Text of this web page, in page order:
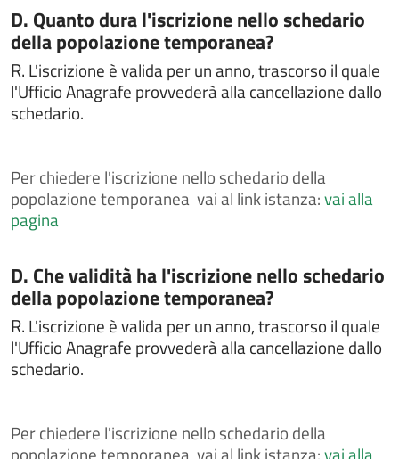
Chiedere la legalizzazione di fotografia
Chiedere la pubblicazione di matrimonio
Chiedere la rettifica di dati anagrafici in atti di stato
civile
Chiedere la sepoltura nei cimiteri comunali
Chiedere un rimborso per erroneo versamento
Comunicare i dati del conducente o del locatario a
seguito di un accertamento di violazione
cessione di immobile in favore di cittadino
staniero/apolide
Contestazioni e ricorsi a verbali o atti di
accertamento
Contributo per il superamento e l'eliminazione di
barriere architettoniche in edifici privati
Costituire un'unione civile
Categoria:
D. Quanto dura l'iscrizione nello schedario
della popolazione temporanea?
R. L'iscrizione è valida per un anno, trascorso il quale
l'Ufficio Anagrafe provvederà alla cancellazione dallo
schedario.
Perchiedere l'iscrizione nello schedario della
popolazione temporanea vai al link istanza:vai alla
pagina
Categoria:
D. Che validità ha l'iscrizione nello schedario
della popolazione temporanea?
R. L'iscrizione è valida per un anno, trascorso il quale
l'Ufficio Anagrafe provvederà alla cancellazione dallo
schedario.
Perchiedere l'iscrizione nello schedario della